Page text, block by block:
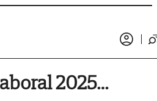
Calendario laboral 2025 de Fuencaliente de La Palma